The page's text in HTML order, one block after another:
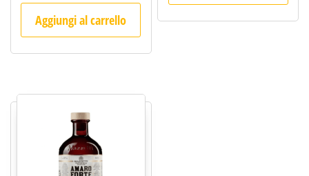
Aggiungi al carrello